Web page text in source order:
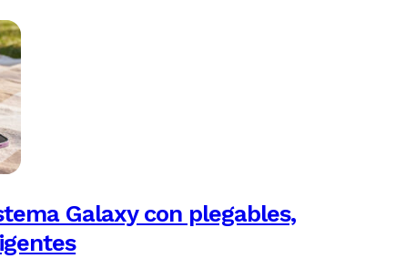
Galaxy con plegables,